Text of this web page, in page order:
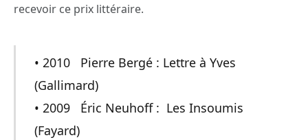
recevoir ce prix littéraire.
• 2010 Pierre Bergé : Lettre à Yves
(Gallimard)
• 2009 Éric Neuhoff : Les Insoumis
(Fayard)